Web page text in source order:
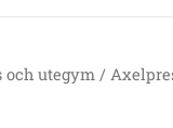
och utegym /